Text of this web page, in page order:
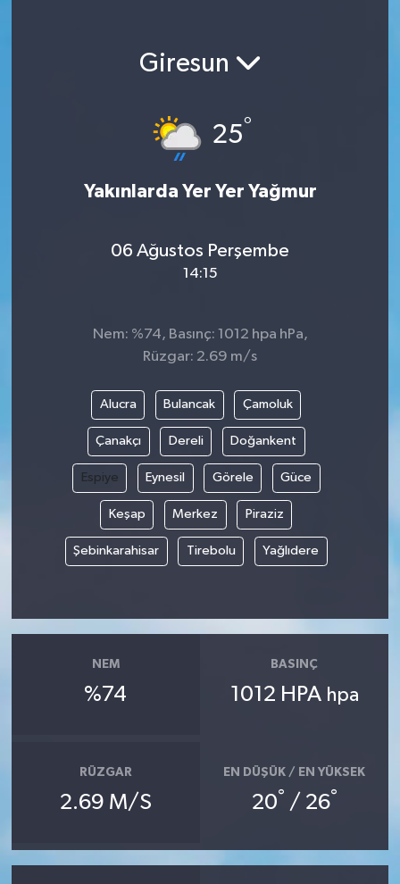
Giresun
25°
Yakınlarda Yer Yer Yağmur
06 Ağustos Perşembe
14:15
Nem: %74, Basınç: 1012 hpa hPa,
Rüzgar: 2.69 m/s
Alucra Bulancak Çamoluk
Çanakçı Dereli Doğankent
Espiye Eynesil Görele Güce
Keşap Merkez Piraziz
Şebinkarahisar Tirebolu Yağlıdere
NEM
%74
BASINÇ
1012 HPA hpa
RÜZGAR
2.69 M/S
EN DÜŞÜK / EN YÜKSEK
20° / 26°